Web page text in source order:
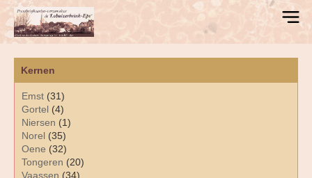
Kernen
Emst (31)
Gortel (4)
Niersen (1)
Norel (35)
Oene (32)
Tongeren (20)
Vaassen (34)